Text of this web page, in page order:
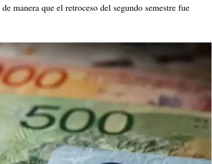
de manera que el retroceso del segundo semestre fue